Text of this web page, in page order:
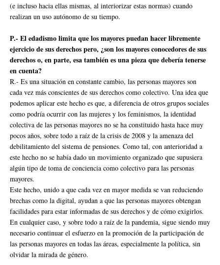
(e incluso hacia ellas mismas, al interiorizar estas normas) cuando
realizan un uso autónomo de su tiempo.
P.- El edadismo limita que los mayores puedan hacer libremente
ejercicio de sus derechos pero, ¿son los mayores conocedores de sus
derechos o, en parte, esa también es una pieza que debería tenerse
en cuenta?
R.- Es una situación en constante cambio, las personas mayores son
cada vez más conscientes de sus derechos como colectivo. Una idea que
podemos aplicar este hecho es que, a diferencia de otros grupos sociales
como podría ocurrir con las mujeres y los feminismos, la identidad
colectiva de las personas mayores no se ha constituido hasta hace muy
pocos años, sobre todo a raíz de la crisis de 2008 y la amenaza del
debilitamiento del sistema de pensiones. Como tal, con anterioridad a
este hecho no se había dado un movimiento organizado que supusiera
algún tipo de toma de conciencia como colectivo para las personas
mayores.
Este hecho, unido a que cada vez en mayor medida se van reduciendo
brechas como la digital, ayudan a que las personas mayores obtengan
facilidades para estar informadas de sus derechos y de cómo exigirlos.
En cualquier caso, y sobre todo a raíz de la pandemia, sigue siendo muy
necesario continuar el esfuerzo en la promoción de la participación de
las personas mayores en todas las áreas, especialmente la política, sin
olvidar la mirada de género.